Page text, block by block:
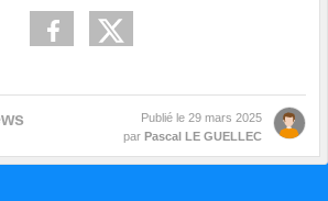
Publié le 29 mars 2025
par Pascal LE GUELLEC